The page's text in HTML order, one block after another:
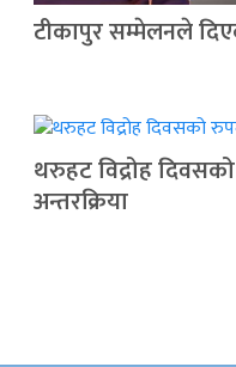
टीकापुर सम्मेलनले
थरुहट विद्रोह
अन्तरक्रिया